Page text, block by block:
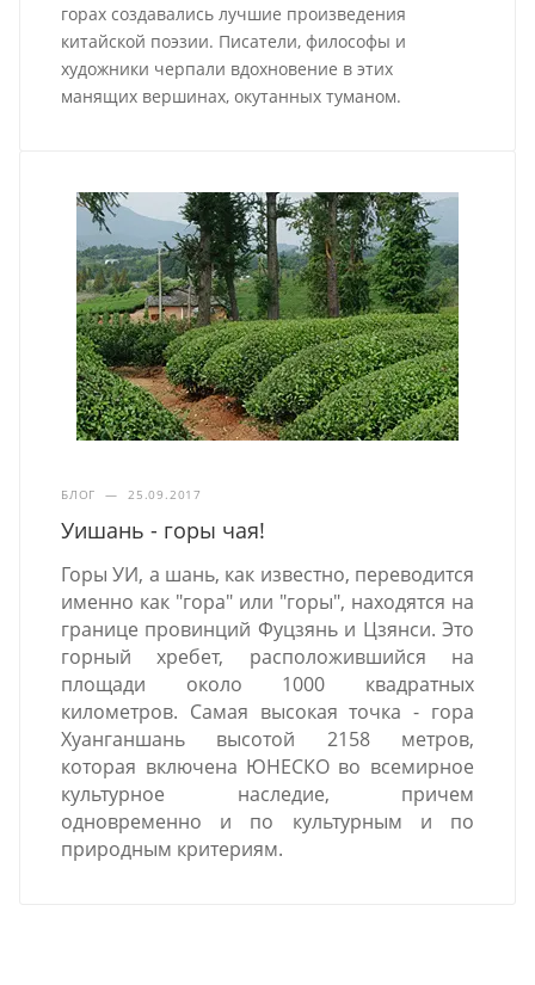
горах создавались лучшие произведения
китайской поэзии. Писатели, философы и
художники черпали вдохновение в этих
манящих вершинах, окутанных туманом.
БЛОГ — 25.09.2017
Уишань - горы чая!
Горы УИ, а шань, как известно, переводится
именно как "гора" или "горы", находятся на
границе провинций Фуцзянь и Цзянси. Это
горный хребет, расположившийся на
площади около 1000 квадратных
километров. Самая высокая точка - гора
Хуанганшань высотой 2158 метров,
которая включена ЮНЕСКО во всемирное
культурное наследие, причем
одновременно и по культурным и по
природным критериям.